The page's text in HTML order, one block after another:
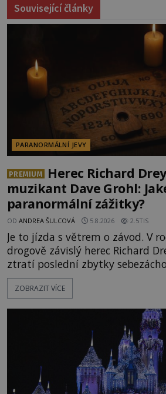
Související články
PARANORMÁLNÍ JEVY
PREMIUM
Herec Richard
muzikant Dave Grohl:
paranormální zážitky?
OD ANDREA ŠULCOVÁ 5.8.2026 2.5TIS
Je to jízda s větrem o závod. V
drogově závislý herec Richard
ztratí poslední zbytky
po silnicích ve svém mercedesu
řetězu. Vše vyvrcholí
následně nalezne schovaný
momentem se slavnému
ZOBRAZIT VÍCE